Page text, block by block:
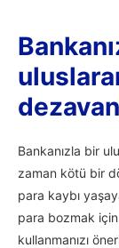
Bankanızla bir
zaman kötü bir
para kaybı
para bozmak için
kullanmanızı